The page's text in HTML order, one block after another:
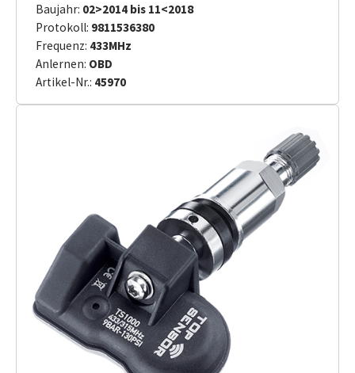
Baujahr: 02>2014 bis 11<2018
Protokoll: 9811536380
Frequenz: 433MHz
Anlernen: OBD
Artikel-Nr.: 45970